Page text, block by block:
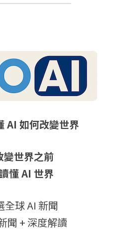
AI 如何改變世界
變世界之前
懂 AI 世界
全球 AI 新聞
聞 + 深度解讀